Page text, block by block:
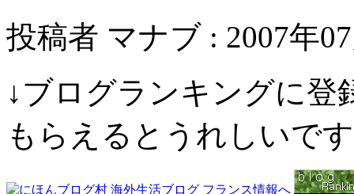
投稿者 マナブ : 2007年
↓ブログランキングに登
もらえるとうれしいで